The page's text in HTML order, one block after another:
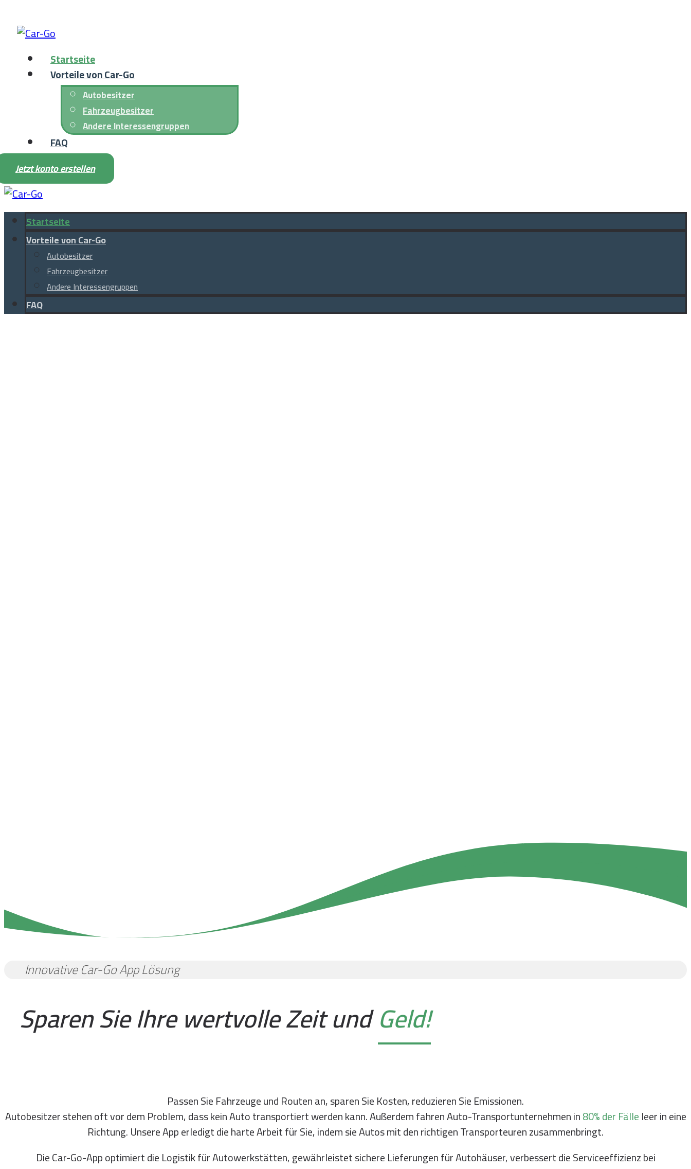
Startseite
Vorteile von Car-Go
Autobesitzer
Fahrzeugbesitzer
Andere Interessengruppen
FAQ
Jetzt konto erstellen
Startseite
Vorteile von Car-Go
Autobesitzer
Fahrzeugbesitzer
Andere Interessengruppen
FAQ
Innovative Car-Go App Lösung
Sparen Sie Ihre wertvolle Zeit undGeld!
Passen Sie Fahrzeuge und Routen an, sparen Sie Kosten, reduzieren Sie Emissionen.
Autobesitzer stehen oft vor dem Problem, dass kein Auto transportiert werden kann. Außerdem fahren Auto-Transportunternehmen in80% der Fälleleer in eine
Richtung. Unsere App erledigt die harte Arbeit für Sie, indem sie Autos mit den richtigen Transporteuren zusammenbringt.
Die Car-Go-App optimiert die Logistik für Autowerkstätten, gewährleistet sichere Lieferungen für Autohäuser, verbessert die Serviceeffizienz bei